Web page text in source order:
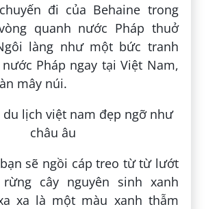
đi của Behaine trong
quanh nước Pháp thuở
làng như một bức tranh
Pháp ngay tại Việt Nam,
mây núi.
sẽ ngồi cáp treo từ từ lướt
cây nguyên sinh xanh
xa là một màu xanh thẫm